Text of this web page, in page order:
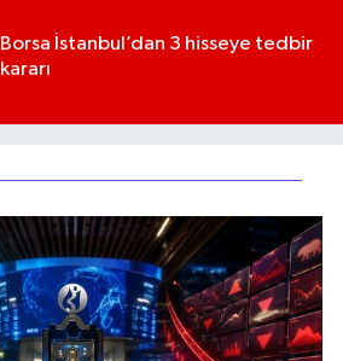
Borsa İstanbul’dan 3 hisseye tedbir
kararı